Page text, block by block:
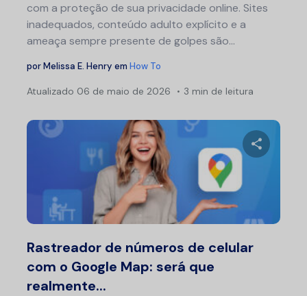
com a proteção de sua privacidade online. Sites
inadequados, conteúdo adulto explícito e a
ameaça sempre presente de golpes são...
porMelissa E. Henry em How To
Atualizado 06 de maio de 2026 3 min de leitura
Rastreador de números de celular
com o Google Map: será que
realmente...